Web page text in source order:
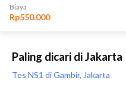
Paling dicari di Jakarta
Tes NS1 di Gambir, Jakarta